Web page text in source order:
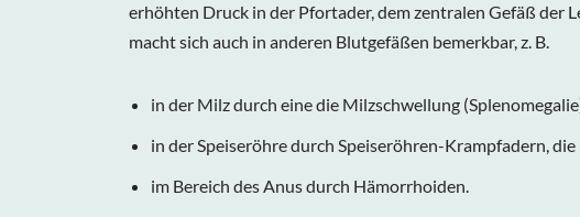
erhöhten Druck in der Pfortader, dem zentralen Gefäß der
macht sich auch in anderen Blutgefäßen bemerkbar, z. B.
in der Milz durch eine die Milzschwellung
in der Speiseröhre durch Speiseröhren-Krampfadern,
im Bereich des Anus durch Hämorrhoiden.